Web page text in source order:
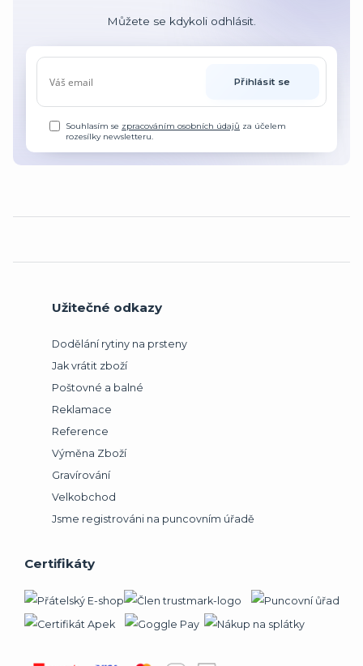
Můžete se kdykoli odhlásit.
Přihlásit se
Souhlasím se zpracováním osobních údajů za účelem
rozesílky newsletteru.
Užitečné odkazy
Dodělání rytiny na prsteny
Jak vrátit zboží
Poštovné a balné
Reklamace
Reference
Výměna Zboží
Gravírování
Velkobchod
Jsme registrováni na puncovním úřadě
Certifikáty